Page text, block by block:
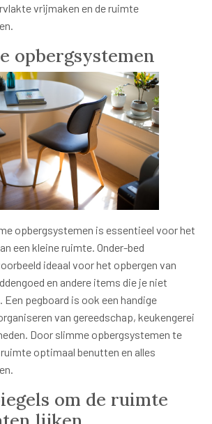
vrijmaken en de ruimte
opbergsystemen
opbergsystemen is essentieel voor het
een kleine ruimte. Onder-bed
ideaal voor het opbergen van
en andere items die je niet
pegboard is ook een handige
van gereedschap, keukengerei
Door slimme opbergsystemen te
optimaal benutten en alles
om de ruimte